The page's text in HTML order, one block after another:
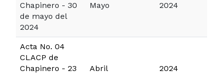
Chapinero - 30
de mayo del
2024
Mayo 2024
Acta No. 04
CLACP de
Chapinero - 23
Abril 2024